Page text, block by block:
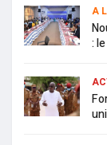
A
: